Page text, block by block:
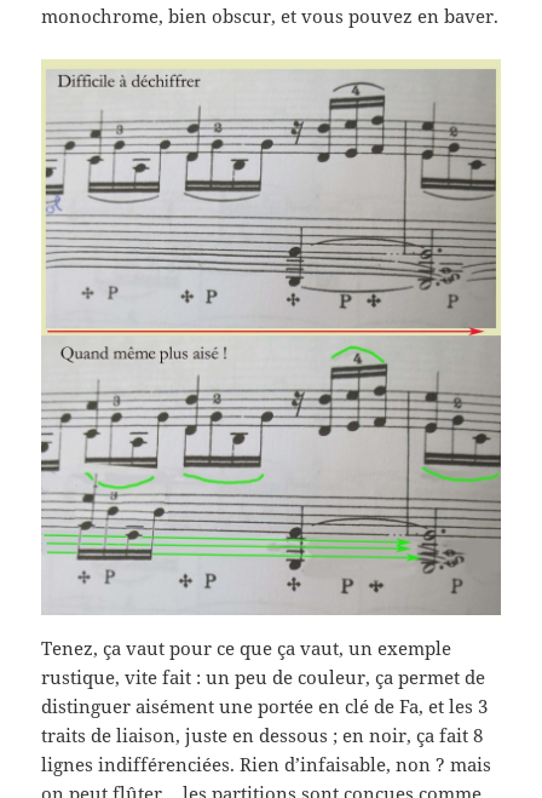
monochrome, bien obscur, et vous pouvez en baver.
Tenez, ça vaut pour ce que ça vaut, un exemple
rustique, vite fait : un peu de couleur, ça permet de
distinguer aisément une portée en clé de Fa, et les 3
traits de liaison, juste en dessous ; en noir, ça fait 8
lignes indifférenciées. Rien d’infaisable, non ? mais
on peut flûter… les partitions sont conçues comme